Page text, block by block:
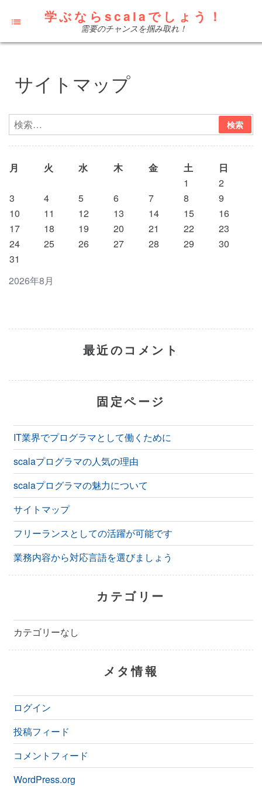
学ぶならscalaでしょう！
需要のチャンスを掴み取れ！
サイトマップ
2026年8月
月 火 水 木 金 土
日
1
2
3
4 5 6 7 8
9
10
11 12 13 14 15
16
17
18 19 20 21 22
23
24
25 26 27 28 29
30
31
最近のコメント
固定ページ
IT業界でプログラマとして働くために
scalaプログラマの人気の理由
scalaプログラマの魅力について
サイトマップ
フリーランスとしての活躍が可能です
業務内容から対応言語を選びましょう
カテゴリー
カテゴリーなし
メタ情報
ログイン
投稿フィード
コメントフィード
WordPress.org